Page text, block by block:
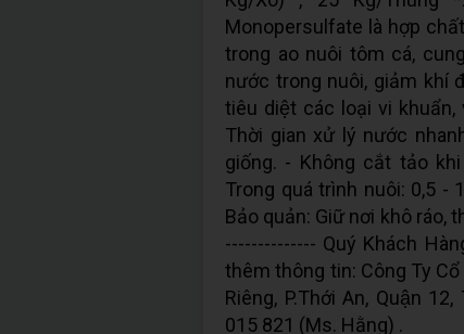
Monopersulfate là hợp
trong ao nuôi tôm cá,
nước trong nuôi, giảm khí
tiêu diệt các loại vi khuẩn,
Thời gian xử lý nước
giống. - Không cắt tảo
Trong quá trình nuôi: 0,5 -
Bảo quản: Giữ nơi khô ráo,
-------------- Quý Khách
thêm thông tin: Công Ty Cổ
Riêng, P.Thới An, Quận
015 821 (Ms. Hằng) .